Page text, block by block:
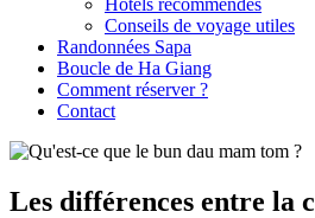
Conseils de voyage utiles
Randonnées Sapa
Boucle de Ha Giang
Comment réserver ?
Contact
Les différences entre la